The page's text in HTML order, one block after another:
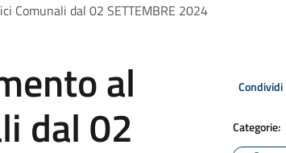
Comunali dal 02 SETTEMBRE 2024
al
dal 02
Condividi
Categorie: